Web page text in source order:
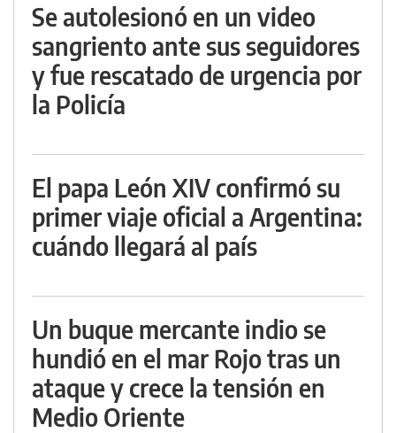
Se autolesionó en un video
sangriento ante sus seguidores
y fue rescatado de urgencia por
la Policía
El papa León XIV confirmó su
primer viaje oficial a Argentina:
cuándo llegará al país
Un buque mercante indio se
hundió en el mar Rojo tras un
ataque y crece la tensión en
Medio Oriente